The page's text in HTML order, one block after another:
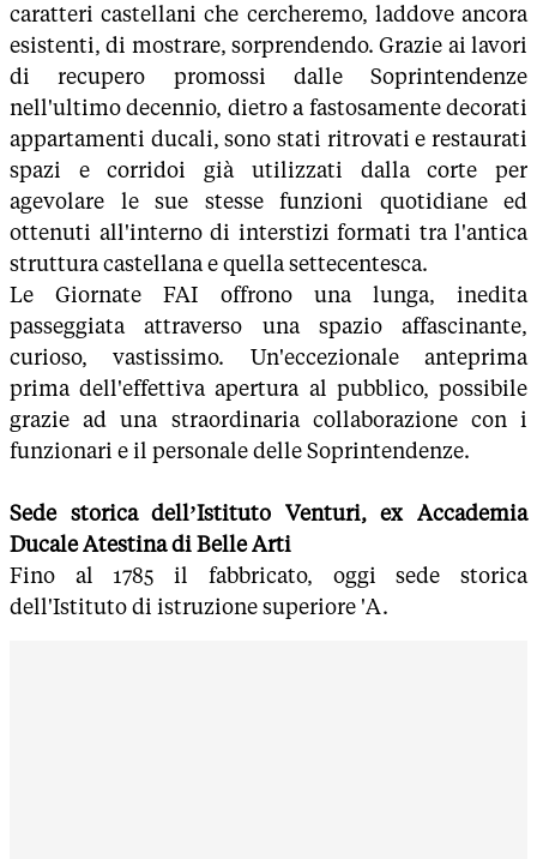
caratteri castellani che cercheremo, laddove ancora
esistenti, di mostrare, sorprendendo. Grazie ai lavori
di recupero promossi dalle Soprintendenze
nell'ultimo decennio, dietro a fastosamente decorati
appartamenti ducali, sono stati ritrovati e restaurati
spazi e corridoi già utilizzati dalla corte per
agevolare le sue stesse funzioni quotidiane ed
ottenuti all'interno di interstizi formati tra l'antica
struttura castellana e quella settecentesca.
Le Giornate FAI offrono una lunga, inedita
passeggiata attraverso una spazio affascinante,
curioso, vastissimo. Un'eccezionale anteprima
prima dell'effettiva apertura al pubblico, possibile
grazie ad una straordinaria collaborazione con i
funzionari e il personale delle Soprintendenze.
Sede storica dell’Istituto Venturi, ex Accademia
Ducale Atestina di Belle Arti
Fino al 1785 il fabbricato, oggi sede storica
dell'Istituto di istruzione superiore 'A.